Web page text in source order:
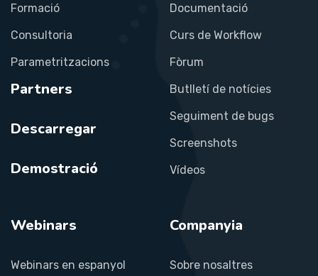
Formació
Consultoria
Parametritzacions
Partners
Descarregar
Demostració
Documentació
Curs de Workflow
Fòrum
Butlletí de notícies
Seguiment de bugs
Screenshots
Vídeos
Webinars
Webinars en espanyol
Companyia
Sobre nosaltres